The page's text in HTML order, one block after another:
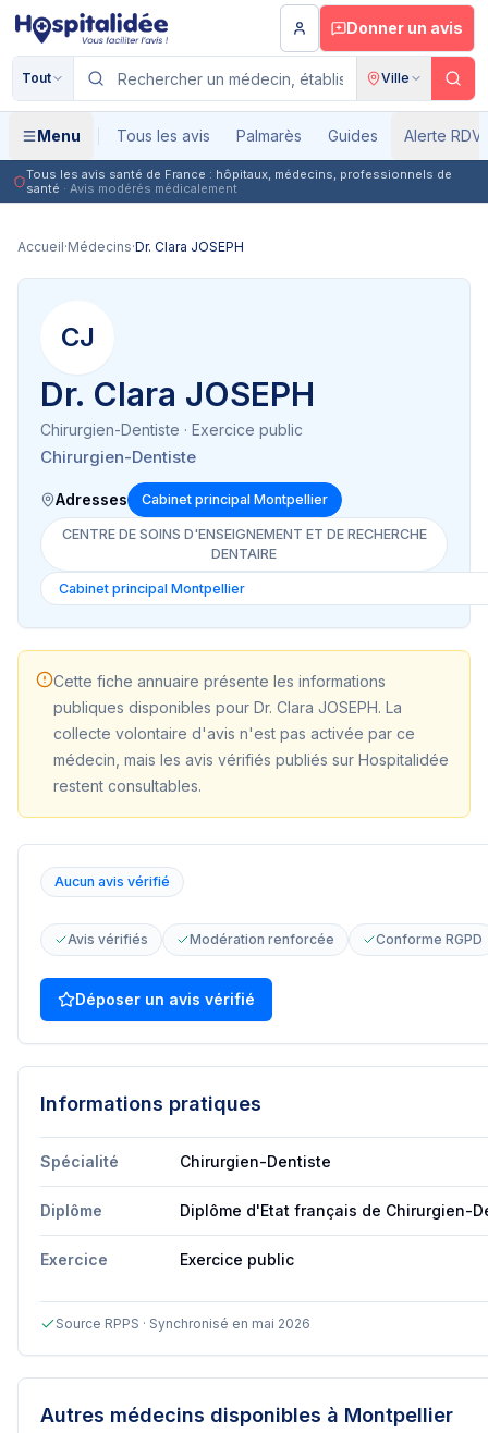
Aller au contenu principal
Donner un avis
Tout Ville
Menu Tous les avis Palmarès Guides Alerte RDV
Tous les avis santé de France : hôpitaux, médecins, professionnels de
santé · Avis modérés médicalement
Accueil·Médecins·Dr. Clara JOSEPH
CJ
Dr. Clara JOSEPH
Chirurgien-Dentiste · Exercice public
Chirurgien-Dentiste
Adresses Cabinet principal Montpellier
CENTRE DE SOINS D'ENSEIGNEMENT ET DE RECHERCHE
DENTAIRE
Cette fiche annuaire présente les informations
publiques disponibles pour Dr. Clara JOSEPH. La
collecte volontaire d'avis n'est pas activée par ce
médecin, mais les avis vérifiés publiés sur Hospitalidée
restent consultables.
Aucun avis vérifié
Avis vérifiés Modération renforcée Conforme RGPD
Déposer un avis vérifié
Informations pratiques
Spécialité Chirurgien-Dentiste
Diplôme Diplôme d'Etat français de Chirurgien-
Exercice Exercice public
Source RPPS · Synchronisé en mai 2026
Autres médecins disponibles à Montpellier